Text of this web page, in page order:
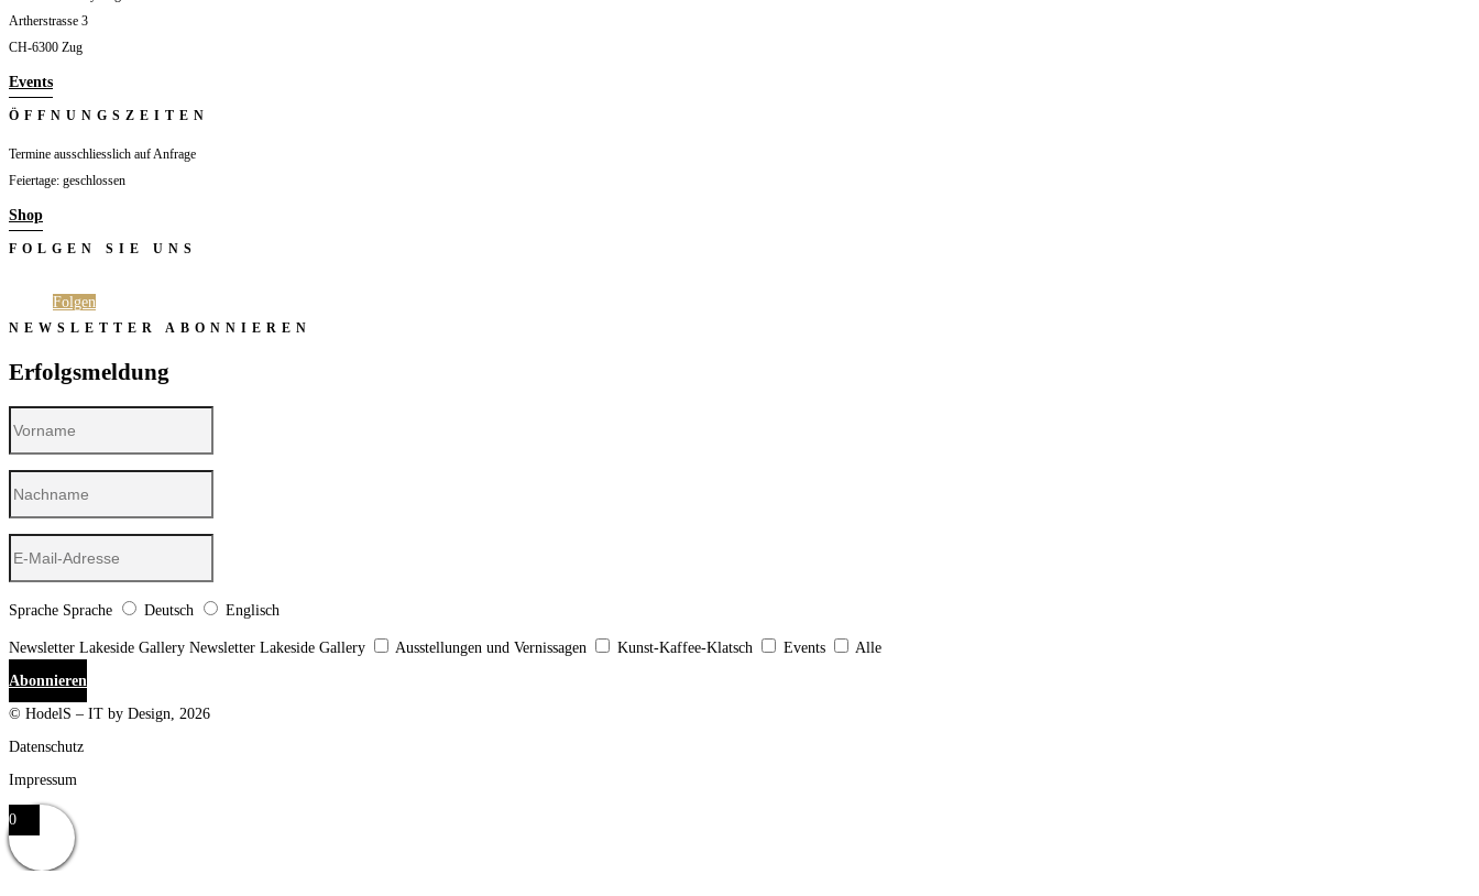
Artherstrasse 3
CH-6300 Zug
Events
ÖFFNUNGSZEITEN
Termine ausschliesslich auf Anfrage
Feiertage: geschlossen
Shop
FOLGEN SIE UNS
Folgen
NEWSLETTER ABONNIEREN
Erfolgsmeldung
Sprache Sprache Deutsch Englisch
Newsletter Lakeside Gallery Newsletter Lakeside Gallery Ausstellungen und Vernissagen Kunst-Kaffee-Klatsch Events
Alle
Abonnieren
© HodelS – IT by Design, 2026
Datenschutz
Impressum
0